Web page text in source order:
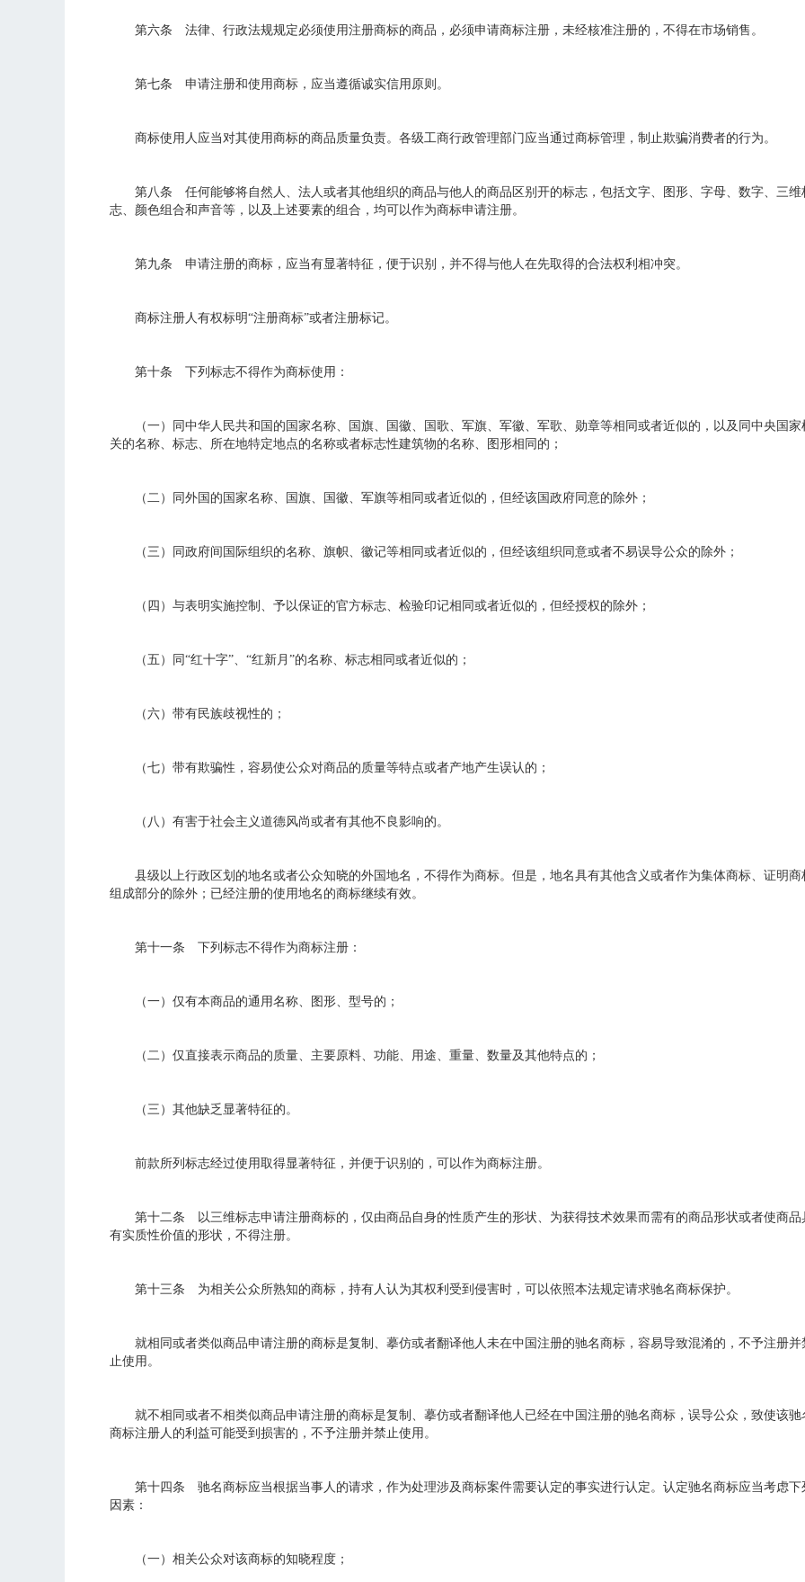
第六条 法律、行政法规规定必须使用注册商标的商品，必须申请商标注册，未经核准注册的，不得在市场销售。
第七条 申请注册和使用商标，应当遵循诚实信用原则。
商标使用人应当对其使用商标的商品质量负责。各级工商行政管理部门应当通过商标管理，制止欺骗消费者的行为。
第八条 任何能够将自然人、法人或者其他组织的商品与他人的商品区别开的标志，包括文字、图形、字母、数字、三维
志、颜色组合和声音等，以及上述要素的组合，均可以作为商标申请注册。
第九条 申请注册的商标，应当有显著特征，便于识别，并不得与他人在先取得的合法权利相冲突。
商标注册人有权标明“注册商标”或者注册标记。
第十条 下列标志不得作为商标使用：
（一）同中华人民共和国的国家名称、国旗、国徽、国歌、军旗、军徽、军歌、勋章等相同或者近似的，以及同中央国家
关的名称、标志、所在地特定地点的名称或者标志性建筑物的名称、图形相同的；
（二）同外国的国家名称、国旗、国徽、军旗等相同或者近似的，但经该国政府同意的除外；
（三）同政府间国际组织的名称、旗帜、徽记等相同或者近似的，但经该组织同意或者不易误导公众的除外；
（四）与表明实施控制、予以保证的官方标志、检验印记相同或者近似的，但经授权的除外；
（五）同“红十字”、“红新月”的名称、标志相同或者近似的；
（六）带有民族歧视性的；
（七）带有欺骗性，容易使公众对商品的质量等特点或者产地产生误认的；
（八）有害于社会主义道德风尚或者有其他不良影响的。
县级以上行政区划的地名或者公众知晓的外国地名，不得作为商标。但是，地名具有其他含义或者作为集体商标、证明商
组成部分的除外；已经注册的使用地名的商标继续有效。
第十一条 下列标志不得作为商标注册：
（一）仅有本商品的通用名称、图形、型号的；
（二）仅直接表示商品的质量、主要原料、功能、用途、重量、数量及其他特点的；
（三）其他缺乏显著特征的。
前款所列标志经过使用取得显著特征，并便于识别的，可以作为商标注册。
第十二条 以三维标志申请注册商标的，仅由商品自身的性质产生的形状、为获得技术效果而需有的商品形状或者使商品
有实质性价值的形状，不得注册。
第十三条 为相关公众所熟知的商标，持有人认为其权利受到侵害时，可以依照本法规定请求驰名商标保护。
就相同或者类似商品申请注册的商标是复制、摹仿或者翻译他人未在中国注册的驰名商标，容易导致混淆的，不予注册并
止使用。
就不相同或者不相类似商品申请注册的商标是复制、摹仿或者翻译他人已经在中国注册的驰名商标，误导公众，致使该驰
商标注册人的利益可能受到损害的，不予注册并禁止使用。
第十四条 驰名商标应当根据当事人的请求，作为处理涉及商标案件需要认定的事实进行认定。认定驰名商标应当考虑下
因素：
（一）相关公众对该商标的知晓程度；